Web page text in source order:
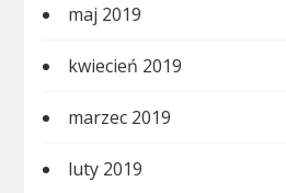
maj 2019
kwiecień 2019
marzec 2019
luty 2019